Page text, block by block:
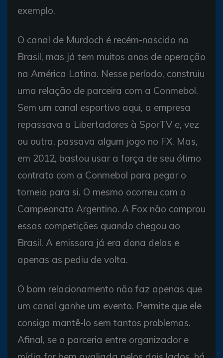
exemplo.
O canal de Murdoch é recém-nascido no
Brasil, mas já tem muitos anos de operação
na América Latina. Nesse período, construiu
uma relação de parceira com a Conmebol.
Sem um canal esportivo aqui, a empresa
repassava a Libertadores à SporTV e, vez
ou outra, passava algum jogo no FX. Mas,
em 2012, bastou usar a força de seu ótimo
contrato com a Conmebol para pegar o
torneio para si. O mesmo ocorreu com o
Campeonato Argentino. A Fox não comprou
essas competições quando chegou ao
Brasil. A emissora já era dona delas e
apenas as pediu de volta.
O bom relacionamento não faz apenas que
um canal ganhe um evento. Permite que ele
consiga mantê-lo sem tantos problemas.
Afinal, se a parceria entre organizador e